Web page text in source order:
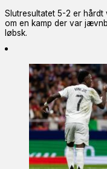
Slutresultatet 5-2 er
om en kamp der var
løbsk.